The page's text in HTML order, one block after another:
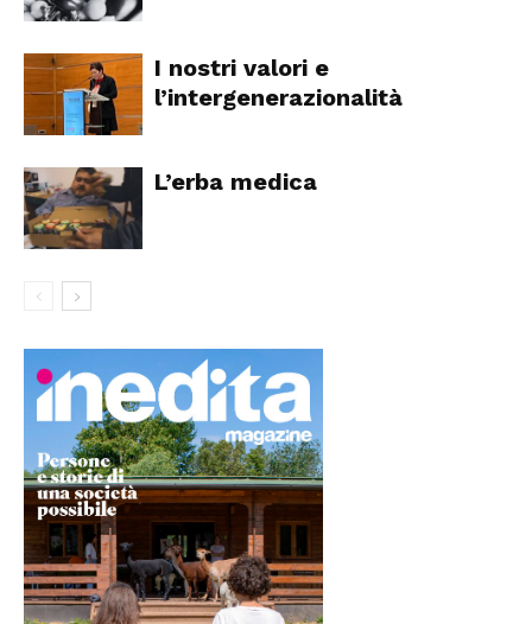
I nostri valori e
l’intergenerazionalità
L’erba medica